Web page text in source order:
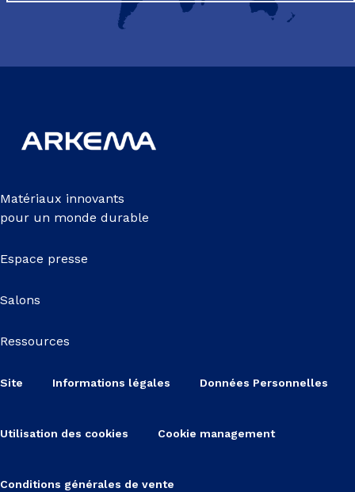
Matériaux innovants
pour un monde durable
Espace presse
Salons
Ressources
Site Informations légales Données Personnelles
Utilisation des cookies Cookie management
Conditions générales de vente